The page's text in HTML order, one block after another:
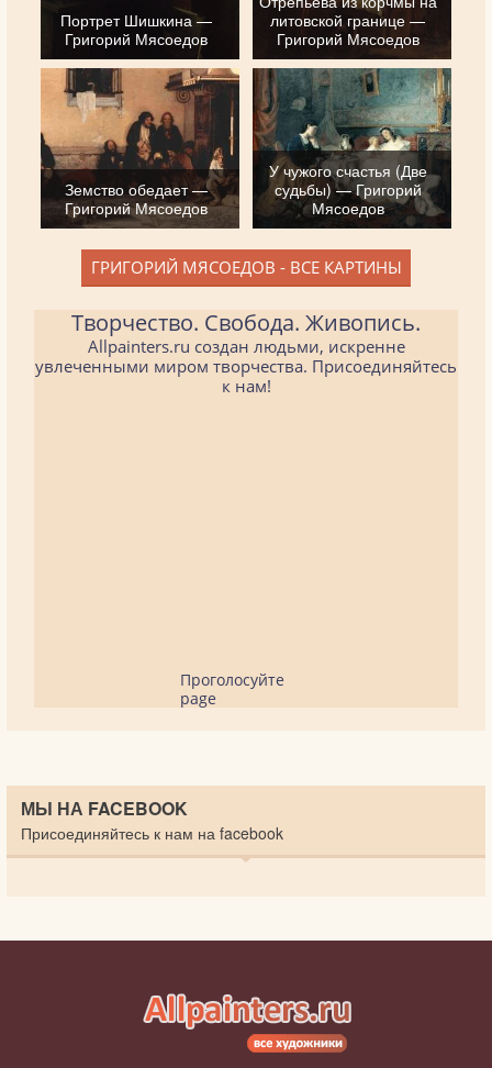
Портрет Шишкина —
Григорий Мясоедов
литовской границе —
Григорий Мясоедов
Земство обедает —
Григорий Мясоедов
У чужого счастья (Две
судьбы) — Григорий
Мясоедов
ГРИГОРИЙ МЯСОЕДОВ - ВСЕ КАРТИНЫ
Творчество. Свобода. Живопись.
Allpainters.ru создан людьми, искренне
увлеченными миром творчества. Присоединяйтесь
к нам!
Проголосуйте
page
МЫ НА FACEBOOK
Присоединяйтесь к нам на facebook